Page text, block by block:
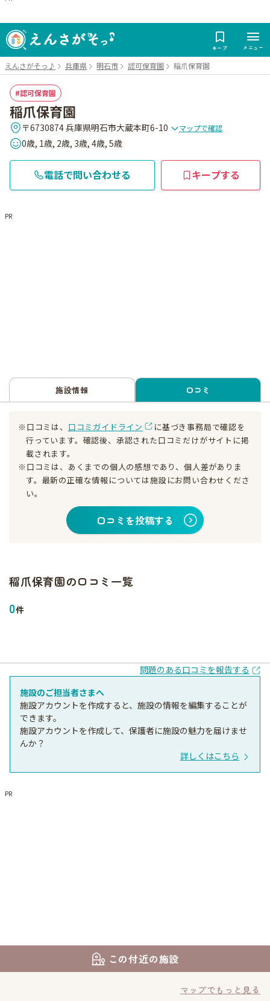
キープ メニュー
えんさがそっ♪ 兵庫県 明石市 認可保育園 稲爪保育園
認可保育園
稲爪保育園
〒6730874 兵庫県明石市大蔵本町6-10 マップで確認
0歳, 1歳, 2歳, 3歳, 4歳, 5歳
電話で問い合わせる キープする
PR
施設情報 口コミ
※口コミは、 口コミガイドライン
に基づき事務局で確認を
行っています。確認後、承認された口コミだけがサイトに掲
載されます。
※口コミは、あくまでの個人の感想であり、個人差がありま
す。最新の正確な情報については施設にお問い合わせくださ
い。
口コミを投稿する
稲爪保育園の口コミ一覧
0件
問題のある口コミを報告する
施設のご担当者さまへ
施設アカウントを作成すると、施設の情報を編集することが
できます。
施設アカウントを作成して、保護者に施設の魅力を届けませ
んか？
詳しくはこちら
PR
この付近の施設
マップでもっと見る